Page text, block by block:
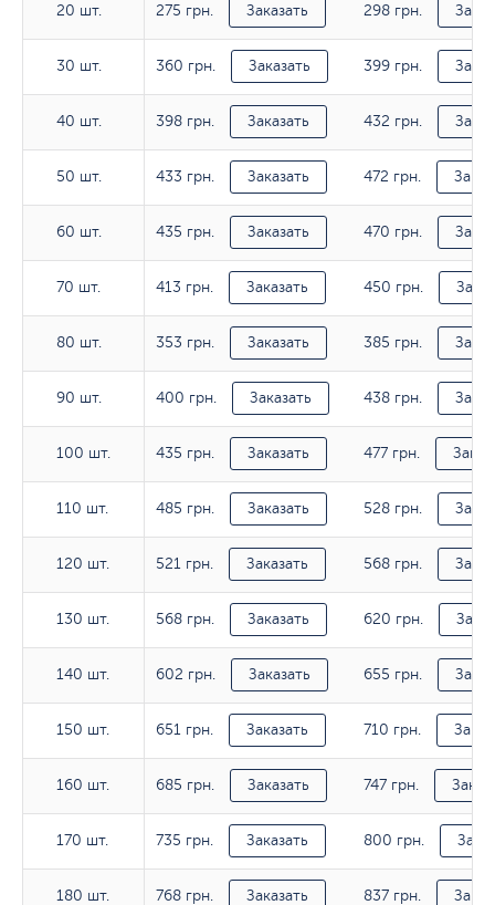
20 шт.
30 шт.
40 шт.
50 шт.
60 шт.
70 шт.
80 шт.
90 шт.
100 шт.
110 шт.
120 шт.
130 шт.
140 шт.
150 шт.
160 шт.
170 шт.
180 шт.
20 шт. 275 грн. Заказать 298 грн.
30 шт. 360 грн. Заказать 399 грн.
40 шт. 398 грн. Заказать 432 грн.
50 шт. 433 грн. Заказать 472 грн.
60 шт. 435 грн. Заказать 470 грн.
70 шт. 413 грн. Заказать 450 грн.
80 шт. 353 грн. Заказать 385 грн.
90 шт. 400 грн. Заказать 438 грн.
100 шт. 435 грн. Заказать 477 грн.
110 шт. 485 грн. Заказать 528 грн.
120 шт. 521 грн. Заказать 568 грн.
130 шт. 568 грн. Заказать 620 грн.
140 шт. 602 грн. Заказать 655 грн.
150 шт. 651 грн. Заказать 710 грн.
160 шт. 685 грн. Заказать 747 грн.
170 шт. 735 грн. Заказать 800 грн.
180 шт. 768 грн. Заказать 837 грн.